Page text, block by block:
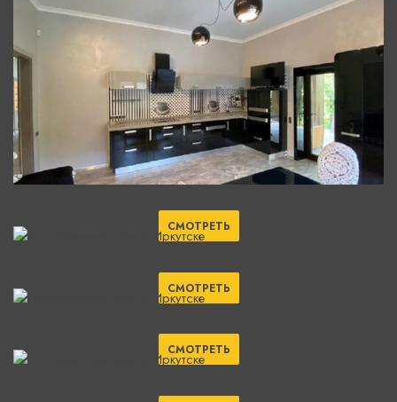
СМОТРЕТЬ
СМОТРЕТЬ
СМОТРЕТЬ
СМОТРЕТЬ